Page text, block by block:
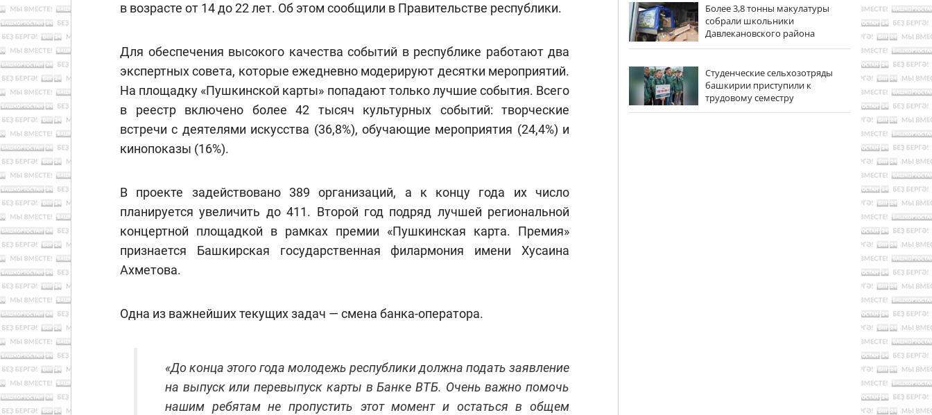
в возрасте от 14 до 22 лет. Об этом сообщили в Правительстве республики.
Для обеспечения высокого качества событий в республике работают два
экспертных совета, которые ежедневно модерируют десятки мероприятий.
На площадку «Пушкинской карты» попадают только лучшие события. Всего
в реестр включено более 42 тысяч культурных событий: творческие
встречи с деятелями искусства (36,8%), обучающие мероприятия (24,4%) и
кинопоказы (16%).
В проекте задействовано 389 организаций, а к концу года их число
планируется увеличить до 411. Второй год подряд лучшей региональной
концертной площадкой в рамках премии «Пушкинская карта. Премия»
признается Башкирская государственная филармония имени Хусаина
Ахметова.
Одна из важнейших текущих задач — смена банка-оператора.
«До конца этого года молодежь республики должна подать заявление
на выпуск или перевыпуск карты в Банке ВТБ. Очень важно помочь
нашим ребятам не пропустить этот момент и остаться в общем
Более 3,8 тонны макулатуры
собрали школьники
Давлекановского района
Студенческие сельхозотряды
башкирии приступили к
трудовому семестру